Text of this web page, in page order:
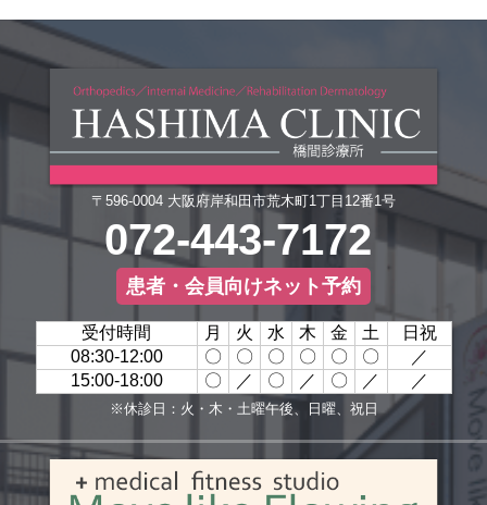
〒596-0004 大阪府岸和田市荒木町1丁目12番1号
072-443-7172
患者・会員向けネット予約
受付時間 月 火 水 木 金 土
日祝
08:30-12:00
〇 〇 〇 〇 〇 〇
／
15:00-18:00
〇 ／ 〇 ／ 〇 ／ ／
※休診日：火・木・土曜午後、日曜、祝日